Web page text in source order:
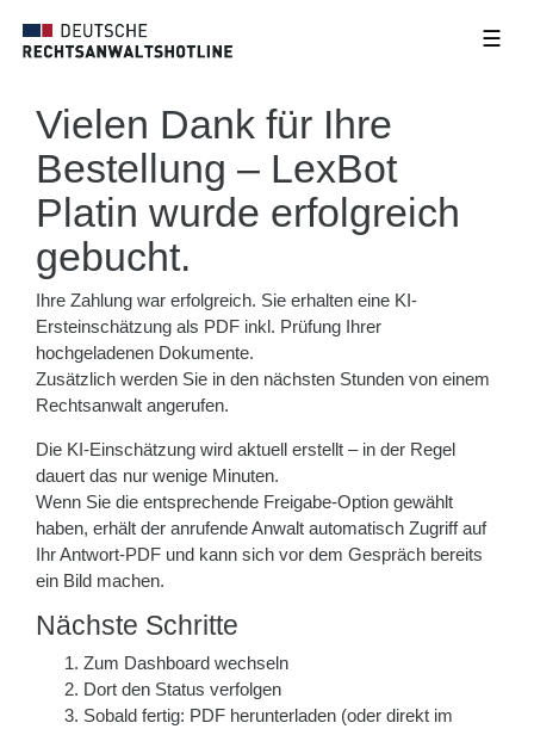
☰
Vielen Dank für Ihre
Bestellung – LexBot
Platin wurde erfolgreich
gebucht.
Ihre Zahlung war erfolgreich. Sie erhalten eine KI-
Ersteinschätzung als PDF inkl. Prüfung Ihrer
hochgeladenen Dokumente.
Zusätzlich werden Sie in den nächsten Stunden von einem
Rechtsanwalt angerufen.
Die KI-Einschätzung wird aktuell erstellt – in der Regel
dauert das nur wenige Minuten.
Wenn Sie die entsprechende Freigabe-Option gewählt
haben, erhält der anrufende Anwalt automatisch Zugriff auf
Ihr Antwort-PDF und kann sich vor dem Gespräch bereits
ein Bild machen.
Nächste Schritte
Zum Dashboard wechseln
Dort den Status verfolgen
Sobald fertig: PDF herunterladen (oder direkt im